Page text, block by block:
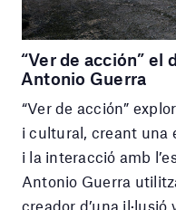
“Ver de acción” el
Antonio Guerra
“Ver de acción”
i cultural, creant una
i la interacció amb
Antonio Guerra
creador d’una